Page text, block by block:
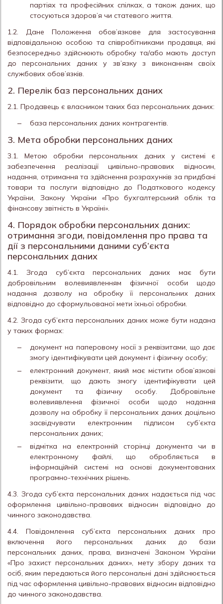
партіях та професійних спілках, а також даних, що
стосуються здоров’я чи статевого життя.
1.2. Дане Положення обов’язкове для застосування
відповідальною особою та співробітниками продавця, які
безпосередньо здійснюють обробку та/або мають доступ
до персональних даних у зв’язку з виконанням своїх
службових обов’язків.
2. Перелік баз персональних даних
2.1. Продавець є власником таких баз персональних даних:
база персональних даних контрагентів.
3. Мета обробки персональних даних
3.1. Метою обробки персональних даних у системі є
забезпечення реалізації цивільно-правових відносин,
надання, отримання та здійснення розрахунків за придбані
товари та послуги відповідно до Податкового кодексу
України, Закону України «Про бухгалтерський облік та
фінансову звітність в Україні».
4. Порядок обробки персональних даних:
отримання згоди, повідомлення про права та
дії з персональними даними суб’єкта
персональних даних
4.1. Згода суб’єкта персональних даних має бути
добровільним волевиявленням фізичної особи щодо
надання дозволу на обробку її персональних даних
відповідно до сформульованої мети їхньої обробки.
4.2. Згода суб’єкта персональних даних може бути надана
у таких формах:
документ на паперовому носії з реквізитами, що дає
змогу ідентифікувати цей документ і фізичну особу;
електронний документ, який має містити обов’язкові
реквізити, що дають змогу ідентифікувати цей
документ та фізичну особу. Добровільне
волевиявлення фізичної особи щодо надання
дозволу на обробку її персональних даних доцільно
засвідчувати електронним підписом суб’єкта
персональних даних;
відмітка на електронній сторінці документа чи в
електронному файлі, що обробляється в
інформаційній системі на основі документованих
програмно-технічних рішень.
4.3. Згода суб’єкта персональних даних надається під час
оформлення цивільно-правових відносин відповідно до
чинного законодавства.
4.4. Повідомлення суб’єкта персональних даних про
включення його персональних даних до бази
персональних даних, права, визначені Законом України
«Про захист персональних даних», мету збору даних та
осіб, яким передаються його персональні дані здійснюється
під час оформлення цивільно-правових відносин відповідно
до чинного законодавства.